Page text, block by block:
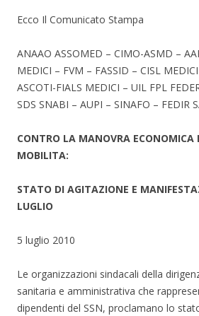
Ecco Il Comunicato Stampa
ANAAO ASSOMED – CIMO-ASMD –
MEDICI – FVM – FASSID – CISL
ASCOTI-FIALS MEDICI – UIL FPL
SDS SNABI – AUPI – SINAFO – FEDIR
CONTRO LA MANOVRA ECONOMICA
MOBILITA:
STATO DI AGITAZIONE E
LUGLIO
5 luglio 2010
Le organizzazioni sindacali della
sanitaria e amministrativa che
dipendenti del SSN, proclamano lo